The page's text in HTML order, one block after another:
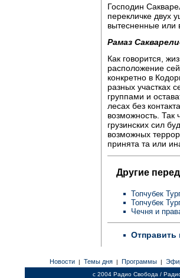
Господин
перекличке двух
вытесненные или
Рамаз
Как говорится,
расположение
конкретно в
разных участках
группами и
лесах без
возможность. Так
грузинских сил
возможных
принята та или
Другие
Топчубек
Топчубек
Чечня и
Отправить
Новости | Темы дня | Программы |
c 2004 Радио Свобода /